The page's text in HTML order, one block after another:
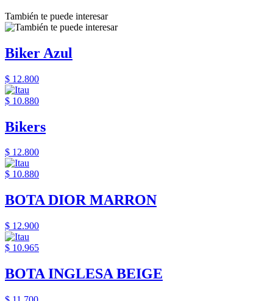
También te puede interesar
Biker Azul
$ 12.800
$ 10.880
Bikers
$ 12.800
$ 10.880
BOTA DIOR MARRON
$ 12.900
$ 10.965
BOTA INGLESA BEIGE